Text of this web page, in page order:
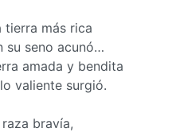
tierra más rica
su seno acunó…
amada y bendita
valiente surgió.
bravía,